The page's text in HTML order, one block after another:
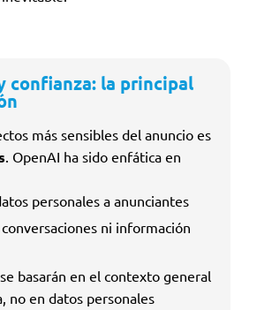
confianza: la principal
más sensibles del anuncio es
. OpenAI ha sido enfática en
personales a anunciantes
ni información
basarán en el contexto general
no en datos personales